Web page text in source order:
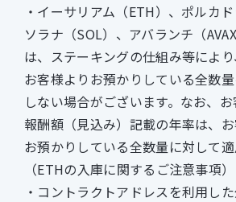
イーサリアム（ETH）、ポルカド
ソラナ（SOL）、アバランチ（
は、ステーキングの仕組み等によ
お客様よりお預かりしている全数
しない場合がございます。なお、
報酬額（見込み）記載の年率は、
お預かりしている全数量に対して適
（ETHの入庫に関するご注意事項）
コントラクトアドレスを利用し